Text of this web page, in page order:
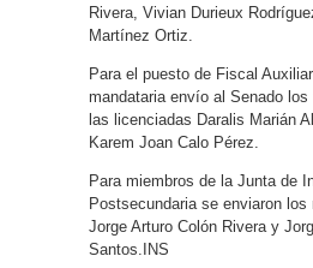
Rivera, Vivian Durieux
Martínez Ortiz.
Para el puesto de Fiscal
mandataria envío al Senado
las licenciadas Daralis Marián
Karem Joan Calo Pérez.
Para miembros de la Junta de
Postsecundaria se enviaron los
Jorge Arturo Colón Rivera y
Santos.INS